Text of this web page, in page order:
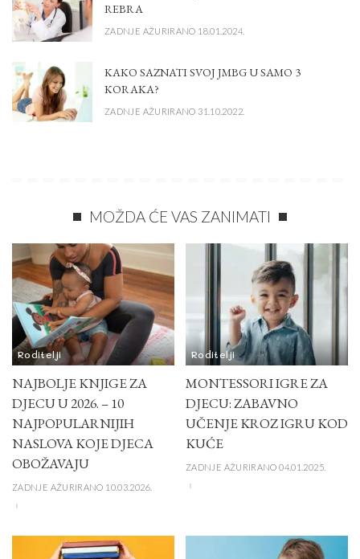
REBRA
ZADNJE AŽURIRANO 18.01.2024.
KAKO SAZNATI SVOJ JMBG U SAMO 3
KORAKA?
ZADNJE AŽURIRANO 31.10.2022.
MOŽDA ĆE VAS ZANIMATI
Roditelji
NAJBOLJE KNJIGE ZA
DJECU U 2026. – 10
NAJPOPULARNIJIH
NASLOVA KOJE DJECA
OBOŽAVAJU
ZADNJE AŽURIRANO 10.03.2026.
Roditelji
MONTESSORI IGRE ZA
DJECU: ZABAVNO
UČENJE KROZ IGRU KOD
KUĆE
ZADNJE AŽURIRANO 04.01.2025.